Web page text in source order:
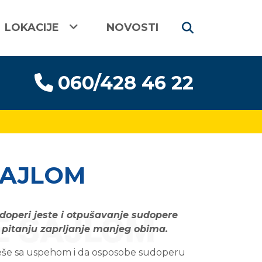
LOKACIJE NOVOSTI
060/428 46 22
jeste i otpušavanje sudopere
zaprljanje manjeg obima.
sa uspehom i da osposobe sudoperu